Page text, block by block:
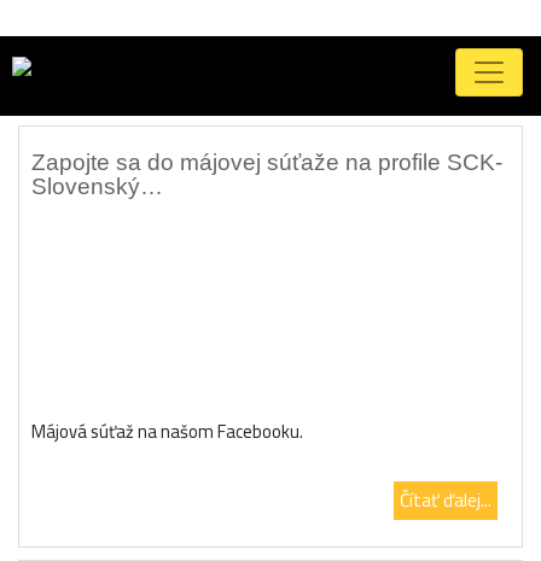
AutorAfinode, s.r.o.
Zapojte sa do májovej súťaže na profile SCK-
Slovenský…
Májová súťaž na našom Facebooku.
Čítať ďalej...